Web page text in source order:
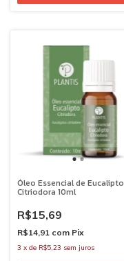
Óleo Essencial de Eucalipto
Citriodora 10ml
R$15,69
R$14,91 com Pix
3 x de R$5,23 sem juros